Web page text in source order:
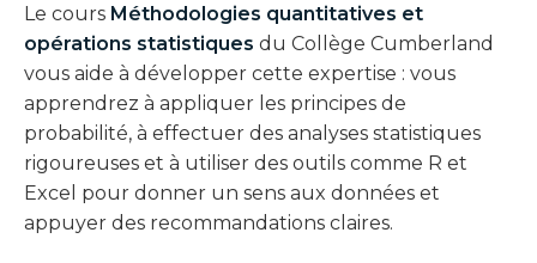
Le cours Méthodologies quantitatives et
opérations statistiques du Collège Cumberland
vous aide à développer cette expertise : vous
apprendrez à appliquer les principes de
probabilité, à effectuer des analyses statistiques
rigoureuses et à utiliser des outils comme R et
Excel pour donner un sens aux données et
appuyer des recommandations claires.